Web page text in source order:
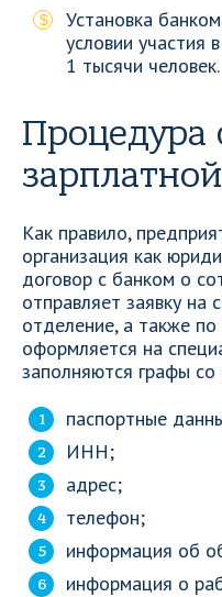
Установка
условии участия
1 тысячи человек.
Как правило,
организация как
договор с банком о
отправляет заявку на
отделение, а также
оформляется на
заполняются графы
паспортные
ИНН;
адрес;
телефон;
информация об
информация о